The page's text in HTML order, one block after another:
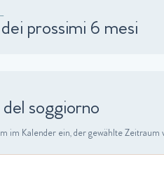
dei prossimi 6 mesi
soggiorno
im Kalender ein, der gewählte Zeitraum